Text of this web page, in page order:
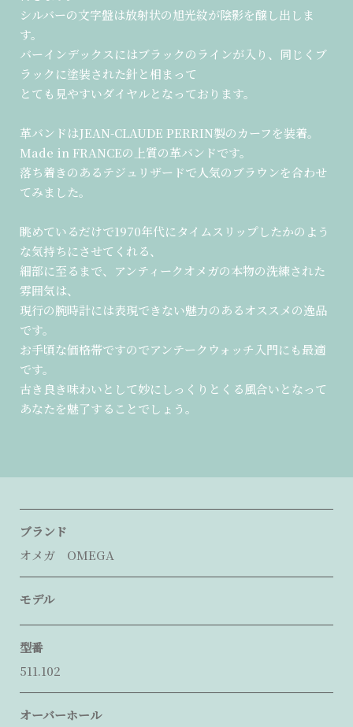
シルバーの文字盤は放射状の旭光紋が陰影を醸し出しま
す。
バーインデックスにはブラックのラインが入り、同じくブ
ラックに塗装された針と相まって
とても見やすいダイヤルとなっております。
革バンドはJEAN-CLAUDE PERRIN製のカーフを装着。
Made in FRANCEの上質の革バンドです。
落ち着きのあるテジュリザードで人気のブラウンを合わせ
てみました。
眺めているだけで1970年代にタイムスリップしたかのよう
な気持ちにさせてくれる、
細部に至るまで、アンティークオメガの本物の洗練された
雰囲気は、
現行の腕時計には表現できない魅力のあるオススメの逸品
です。
お手頃な価格帯ですのでアンテークウォッチ入門にも最適
です。
古き良き味わいとして妙にしっくりとくる風合いとなって
あなたを魅了することでしょう。
ブランド
オメガ OMEGA
モデル
型番
511.102
オーバーホール